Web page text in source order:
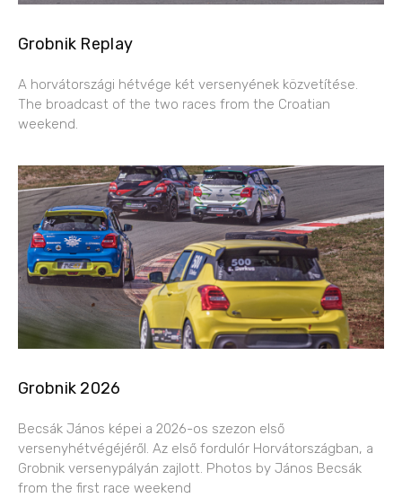
Grobnik Replay
A horvátországi hétvége két versenyének közvetítése.
The broadcast of the two races from the Croatian
weekend.
Grobnik 2026
Becsák János képei a 2026-os szezon első
versenyhétvégéjéről. Az első fordulór Horvátországban, a
Grobnik versenypályán zajlott. Photos by János Becsák
from the first race weekend